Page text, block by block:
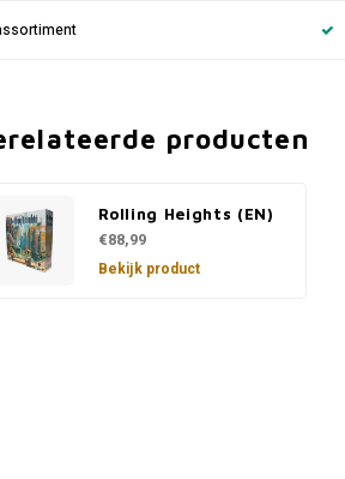
producten
Rolling Heights (EN)
€88,99
Bekijk product